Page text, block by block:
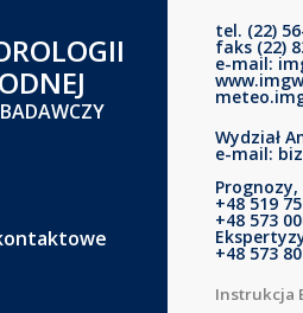
tel. (22)
faks (22)
e-mail:
Wydział
e-mail:
+48 519
+48 573
+48 573
Instrukcja